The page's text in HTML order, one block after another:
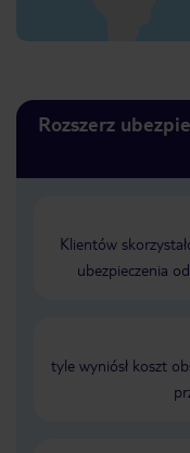
Rozszerz
Klientów
ubezpieczenia
tyle wyniósł koszt